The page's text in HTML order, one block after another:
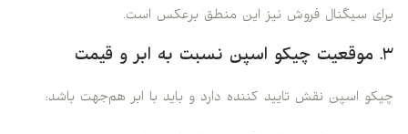
برای سیگنال فروش نیز این منطق برعکس است.
۳. موقعیت چیکو اسپن نسبت به ابر و قیمت
چیکو اسپن نقش تایید کننده دارد و باید با ابر هم‌جهت باشد: